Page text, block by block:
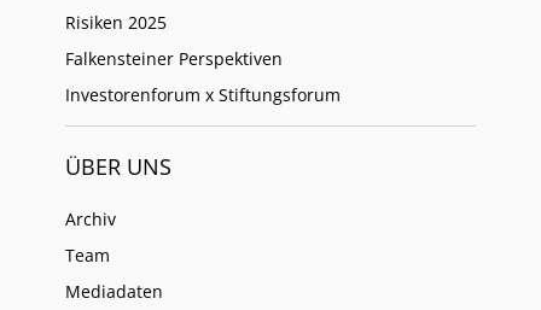
Risiken 2025
Falkensteiner Perspektiven
Investorenforum x Stiftungsforum
ÜBER UNS
Archiv
Team
Mediadaten